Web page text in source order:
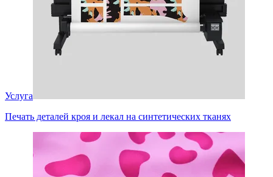
Услуга
Печать деталей кроя и лекал на синтетических тканях